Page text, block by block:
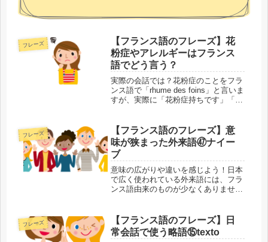
フレーズ
【フランス語のフレーズ】花
粉症やアレルギーはフランス
語でどう言う？
実際の会話では？花粉症のことをフラ
ンス語で「rhume des foins」と言いま
すが、実際に「花粉症持ちです」「〇
いです。代表的な言い方をまとめてみ
ました。よく使われる...
フレーズ
【フランス語のフレーズ】意
味が狭まった外来語㊼ナイー
ブ
意味の広がりや違いを感じよう！日本
で広く使われている外来語には、フラ
ンス語由来のものが少なくありませ
味が抜け落ちたり、変わってしまうこ
とすらあります。外来語・元の単語の
両方...
フレーズ
【フランス語のフレーズ】日
常会話で使う略語⑮texto